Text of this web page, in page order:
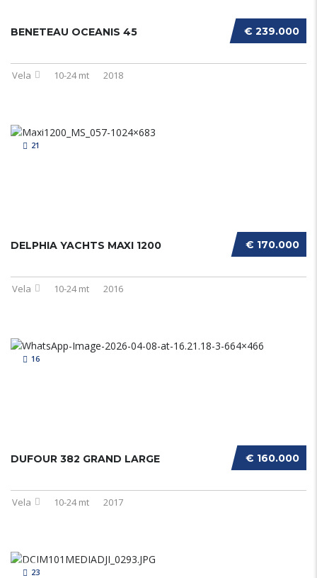
€ 239.000
BENETEAU OCEANIS 45
Vela 10-24 mt 2018
21
€ 170.000
DELPHIA YACHTS MAXI 1200
Vela 10-24 mt 2016
16
€ 160.000
DUFOUR 382 GRAND LARGE
Vela 10-24 mt 2017
23